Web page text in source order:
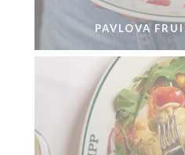
PAVLOVA